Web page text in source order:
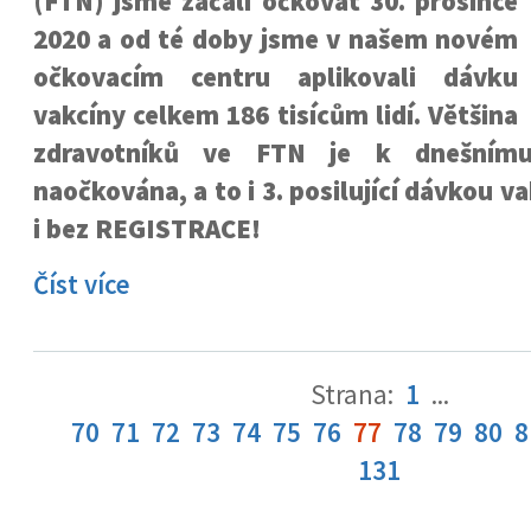
2020 a od té doby jsme v našem novém
očkovacím centru aplikovali dávku
vakcíny celkem 186 tisícům lidí. Většina
zdravotníků ve FTN je k
naočkována, a to i 3. posilující dávkou
i bez REGISTRACE!
Číst více
Strana: 1 ...
70 71 72 73 74 75 76 77 78 79 80
131